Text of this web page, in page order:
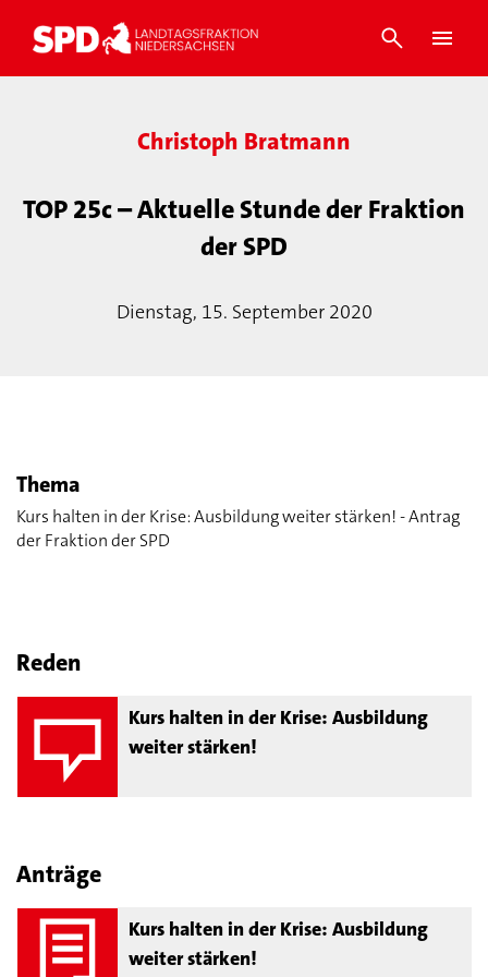
Christoph Bratmann
TOP 25c – Aktuelle Stunde der Fraktion
der SPD
Dienstag, 15. September 2020
Thema
Kurs halten in der Krise: Ausbildung weiter stärken! - Antrag
der Fraktion der SPD
Reden
Kurs halten in der Krise: Ausbildung
weiter stärken!
Anträge
Kurs halten in der Krise: Ausbildung
weiter stärken!